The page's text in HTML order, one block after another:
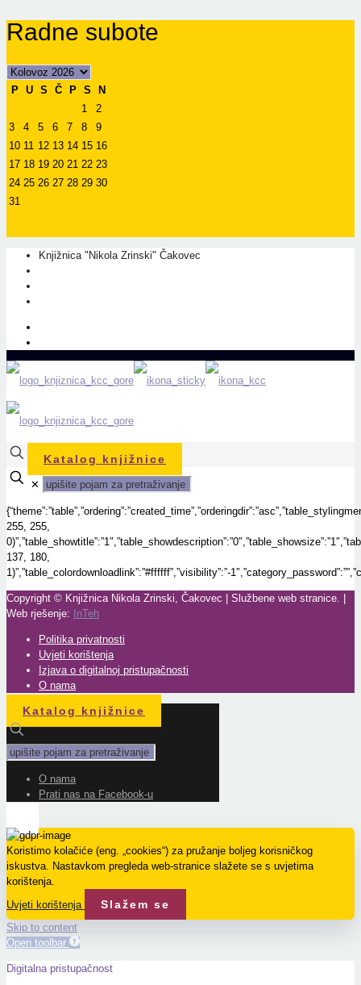
Radne subote
P U S Č P S
N
1
2
3
4 5 6 7 8
9
10 11 12 13 14 15 16
17 18 19 20 21 22 23
24 25 26 27 28 29 30
31
Knjižnica "Nikola Zrinski" Čakovec
Katalog knjižnice
✕
255, 255,
137, 180,
1)”,”table_colordownloadlink”:”#ffffff”,”visibility”:”-
Copyright © Knjižnica Nikola Zrinski, Čakovec | Službene web stranice. |
Web rješenje:
InTeh
Politika privatnosti
Uvjeti korištenja
Izjava o digitalnoj pristupačnosti
O nama
Katalog knjižnice
O nama
Prati nas na Facebook-u
Koristimo kolačiće (eng. „cookies“) za pružanje boljeg korisničkog
iskustva. Nastavkom pregleda web-stranice slažete se s uvjetima
korištenja.
Uvjeti korištenja
Slažem se
Skip to content
Open toolbar
Digitalna pristupačnost